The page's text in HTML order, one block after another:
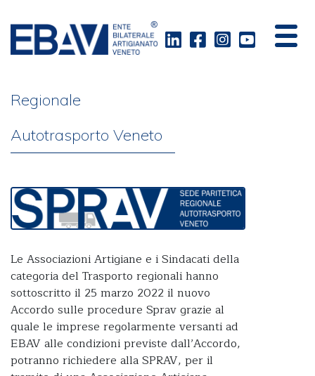
Regionale
Autotrasporto Veneto
Le Associazioni Artigiane e i Sindacati della
categoria del Trasporto regionali hanno
sottoscritto il 25 marzo 2022 il nuovo
Accordo sulle procedure Sprav grazie al
quale le imprese regolarmente versanti ad
EBAV alle condizioni previste dall’Accordo,
potranno richiedere alla SPRAV, per il